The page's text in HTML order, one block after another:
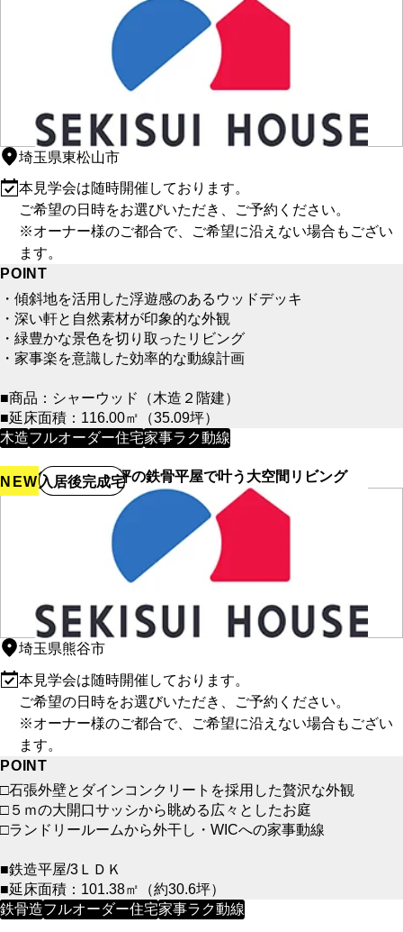
埼玉県東松山市
本見学会は随時開催しております。
ご希望の日時をお選びいただき、ご予約ください。
※オーナー様のご都合で、ご希望に沿えない場合もござい
ます。
POINT
・傾斜地を活用した浮遊感のあるウッドデッキ
・深い軒と自然素材が印象的な外観
・緑豊かな景色を切り取ったリビング
・家事楽を意識した効率的な動線計画
■商品：シャーウッド（木造２階建）
■延床面積：116.00㎡（35.09坪）
木造フルオーダー住宅家事ラク動線
NEW入居後完成宅
【積水ハウス】30坪の鉄骨平屋で叶う大空間リビング
埼玉県熊谷市
本見学会は随時開催しております。
ご希望の日時をお選びいただき、ご予約ください。
※オーナー様のご都合で、ご希望に沿えない場合もござい
ます。
POINT
□石張外壁とダインコンクリートを採用した贅沢な外観
□５ｍの大開口サッシから眺める広々としたお庭
□ランドリールームから外干し・WICへの家事動線
■鉄造平屋/3ＬＤＫ
■延床面積：101.38㎡（約30.6坪）
鉄骨造フルオーダー住宅家事ラク動線